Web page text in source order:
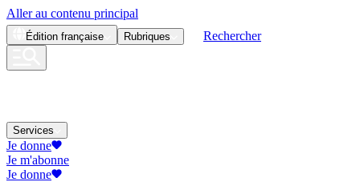
Aller au contenu principal
Édition française Rubriques Rechercher
Services
Je donne
Je m'abonne
Je donne